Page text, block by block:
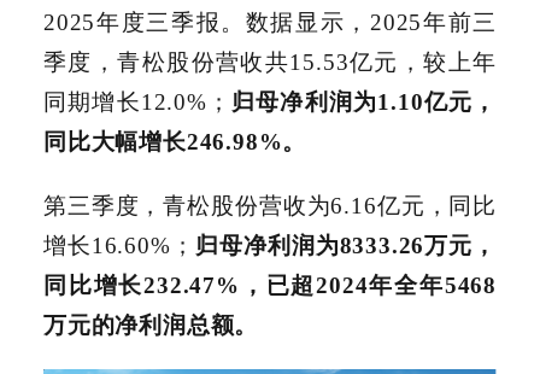
2025年度三季报。数据显示，2025年前三
季度，青松股份营收共15.53亿元，较上年
同期增长12.0%； 归母净利润为1.10亿元，
同比大幅增长246.98%。
第三季度，青松股份营收为6.16亿元，同比
增长16.60%； 归母净利润为8333.26万元，
同比增长232.47%，已超2024年全年5468
万元的净利润总额。